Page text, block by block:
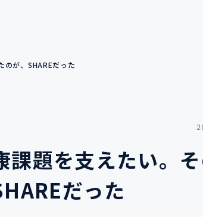
のが、SHAREだった
課題を支えたい。
だった